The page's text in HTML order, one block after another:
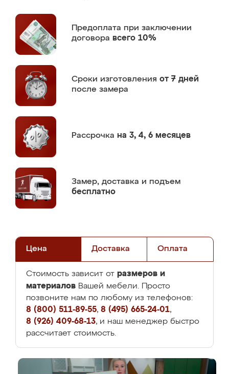
Предоплата при заключении
договора всего 10%
Сроки изготовления от 7 дней
после замера
Рассрочка на 3, 4, 6 месяцев
Замер, доставка и подъем
бесплатно
Цена Доставка Оплата
Стоимость зависит от размеров и
материалов Вашей мебели. Просто
позвоните нам по любому из телефонов:
8 (800) 511-89-55, 8 (495) 665-24-01,
8 (926) 409-68-13, и наш менеджер быстро
рассчитает стоимость.